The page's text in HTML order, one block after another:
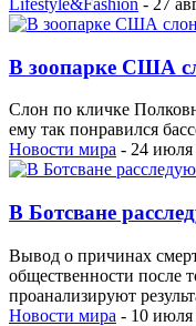
В зоопарке США
Слон по кличке
ему так понравился
Новости мира - 24 июля
В Ботсване
Вывод о причинах
общественности после
проанализируют
Новости мира - 10 июля